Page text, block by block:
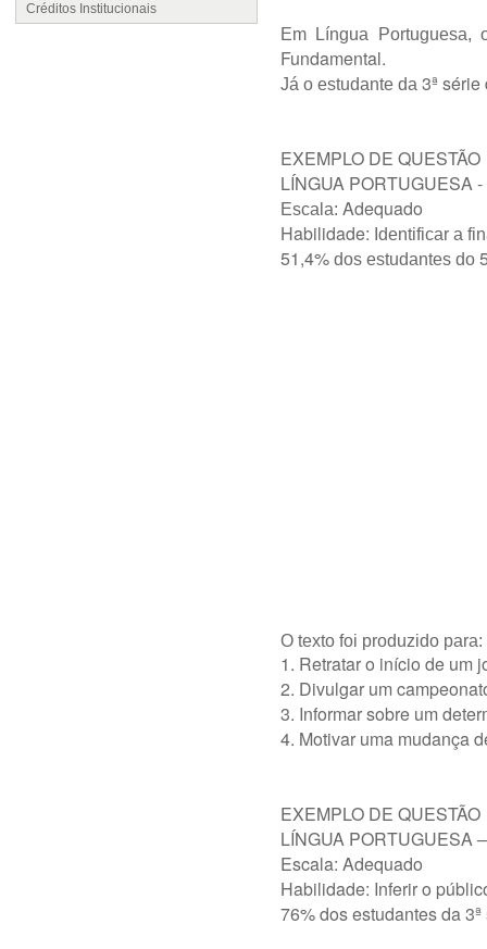
Créditos Institucionais
Em Língua
Fundamental.
Já o estudante da 3ª
EXEMPLO DE QUESTÃO
LÍNGUA PORTUGUESA
Escala: Adequado
Habilidade: Identificar a
51,4% dos estudantes do
O texto foi produzido para:
1. Retratar o início de um
2. Divulgar um
3. Informar sobre um
4. Motivar uma mudança
EXEMPLO DE QUESTÃO
LÍNGUA PORTUGUESA
Escala: Adequado
Habilidade: Inferir o
76% dos estudantes da